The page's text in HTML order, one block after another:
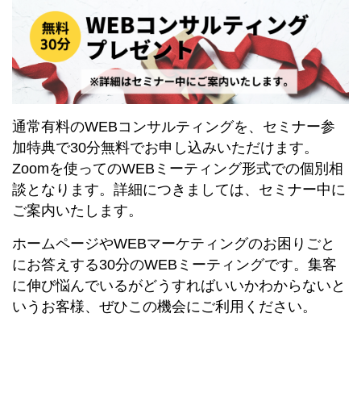
通常有料のWEBコンサルティングを、セミナー参
加特典で30分無料でお申し込みいただけます。
Zoomを使ってのWEBミーティング形式での個別相
談となります。詳細につきましては、セミナー中に
ご案内いたします。
ホームページやWEBマーケティングのお困りごと
にお答えする30分のWEBミーティングです。集客
に伸び悩んでいるがどうすればいいかわからないと
いうお客様、ぜひこの機会にご利用ください。